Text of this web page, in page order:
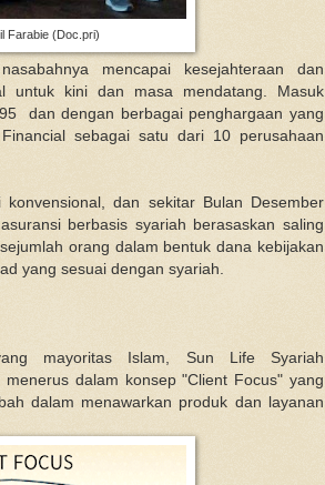
Farabie (Doc.pri)
mencapai kesejahteraan dan
untuk kini dan masa mendatang. Masuk
dan dengan berbagai penghargaan yang
sebagai satu dari 10 perusahaan
dan sekitar Bulan Desember
berbasis syariah berasaskan saling
orang dalam bentuk dana kebijakan
yang sesuai dengan syariah.
mayoritas Islam, Sun Life Syariah
dalam konsep "Client Focus" yang
dalam menawarkan produk dan layanan